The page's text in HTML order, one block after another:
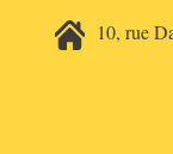
10, rue